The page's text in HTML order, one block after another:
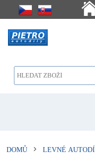
DOMŮ LEVNÉ